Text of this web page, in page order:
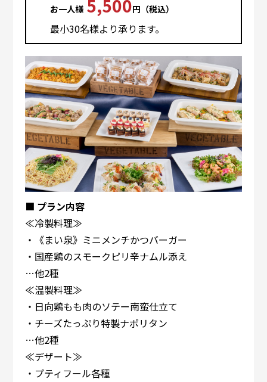
お⼀⼈様 5,500円（税込）
最⼩30名様より承ります。
■ プラン内容
≪冷製料理≫
・《まい泉》ミニメンチかつバーガー
・国産鶏のスモークピリ辛ナムル添え
…他2種
≪温製料理≫
・日向鶏もも肉のソテー南蛮仕立て
・チーズたっぷり特製ナポリタン
…他2種
≪デザート≫
・プティフール各種